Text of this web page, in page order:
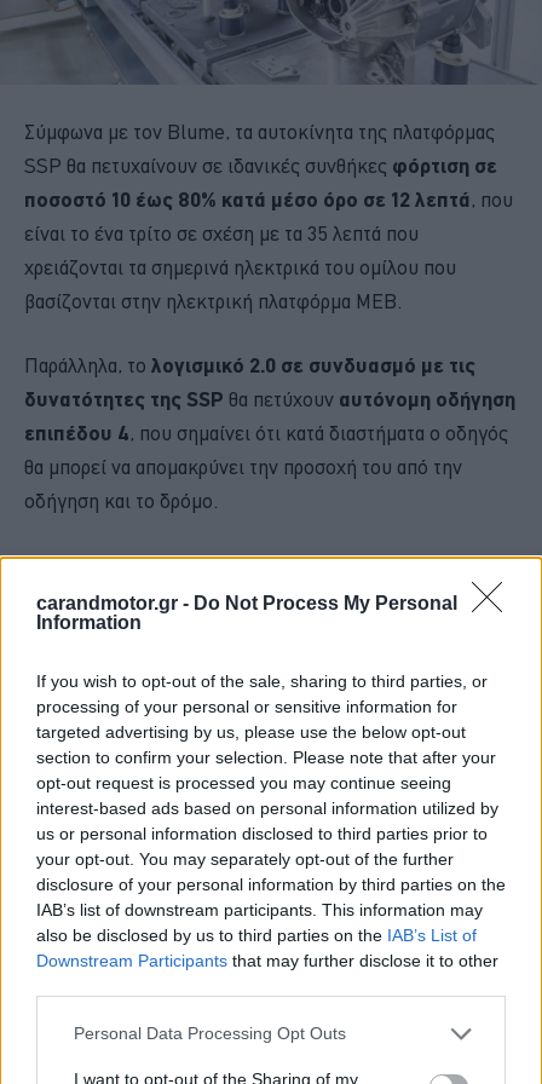
carandmotor.gr - Do Not Process My Personal
Information
If you wish to opt-out of the sale, sharing to third parties, or
processing of your personal or sensitive information for
targeted advertising by us, please use the below opt-out
section to confirm your selection. Please note that after your
opt-out request is processed you may continue seeing
interest-based ads based on personal information utilized by
us or personal information disclosed to third parties prior to
your opt-out. You may separately opt-out of the further
disclosure of your personal information by third parties on the
IAB’s list of downstream participants. This information may
also be disclosed by us to third parties on the IAB’s List of
Downstream Participants that may further disclose it to other
Please note that this website/app uses one or more Google
not limited to your visit or usage behaviour. You may click to
Personal Data Processing Opt Outs
I want to opt-out of the Sharing of my
Σύμφωνα με τον Blume, τα αυτοκίνητα της πλατφόρμας
SSP θα πετυχαίνουν σε ιδανικές συνθήκες φόρτιση σε
ποσοστό 10 έως 80% κατά μέσο όρο σε 12 λεπτά, που
είναι το ένα τρίτο σε σχέση με τα 35 λεπτά που
χρειάζονται τα σημερινά ηλεκτρικά του ομίλου που
βασίζονται στην ηλεκτρική πλατφόρμα ΜΕΒ.
Παράλληλα, το λογισμικό 2.0 σε συνδυασμό με τις
δυνατότητες της SSP θα πετύχουν αυτόνομη οδήγηση
επιπέδου 4, που σημαίνει ότι κατά διαστήματα ο οδηγός
θα μπορεί να απομακρύνει την προσοχή του από την
οδήγηση και το δρόμο.